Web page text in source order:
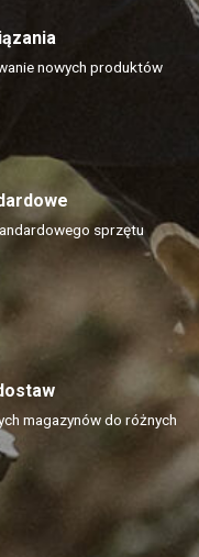
nowych produktów
sprzętu
magazynów do różnych